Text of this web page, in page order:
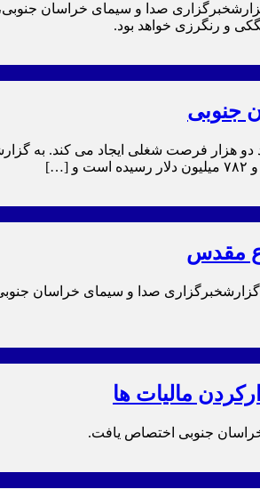
بهار می رود. به گزارشخبرگزاری صدا و سیمای
و رنگرزی خواهد بود.
است که حدود دو هزار فرصت شغلی ایجاد می
۸سال دفاع مقدس اعزام شدند. به گزارشخبرگزاری
مالیات ها